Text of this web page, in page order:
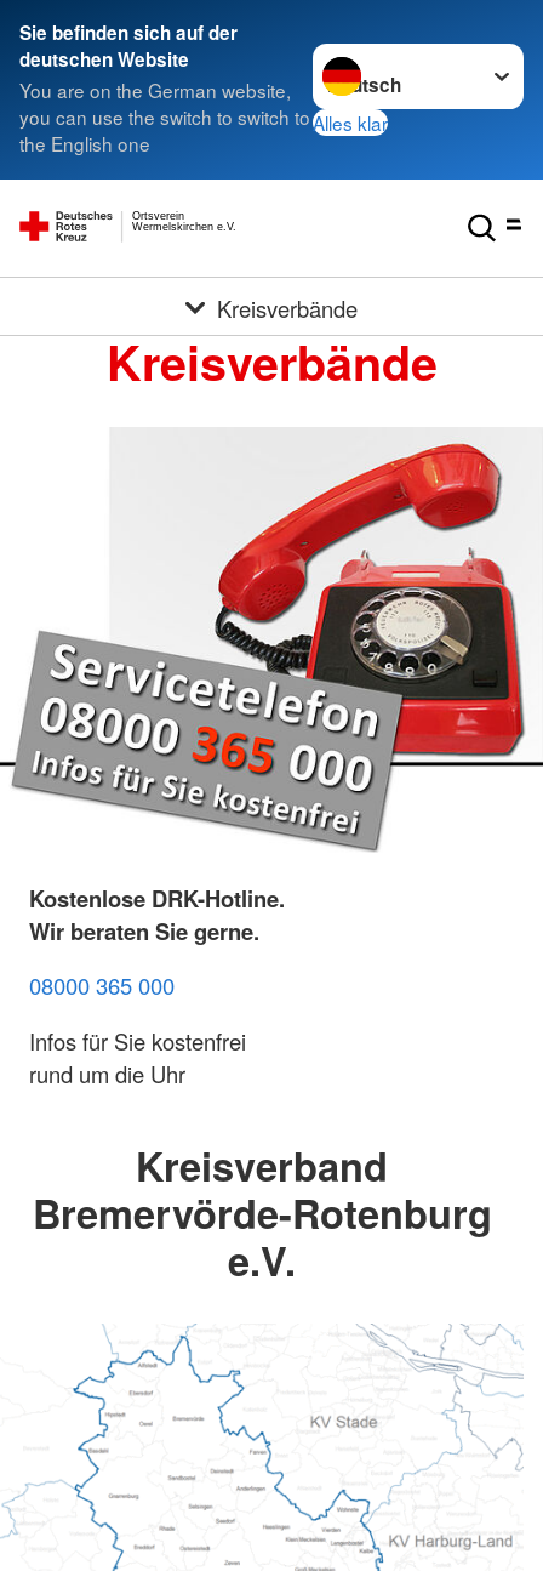
Sie befinden sich auf der
deutschen Website
You are on the German website,
you can use the switch to switch to
the English one
Sprache wechseln zu
Alles klar
Wermelskirchen e.V.
Ortsverein
Kreisverbände
Kreisverbände
Kostenlose DRK-Hotline.
Wir beraten Sie gerne.
08000 365 000
Infos für Sie kostenfrei
rund um die Uhr
Kreisverband
Bremervörde-Rotenburg
e.V.